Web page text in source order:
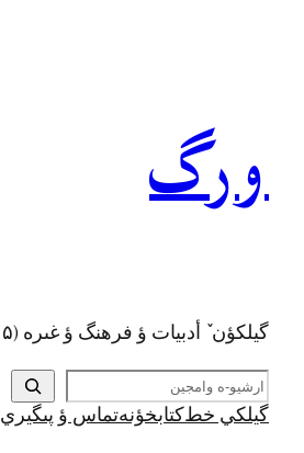
ورگ
گيلکؤن ٚ أدبیات ؤ فرهنگ ؤ غىره (۲۰۰۵ تايسه)
ج
س
تگيلکي خط کتابخؤنهتماس ؤ پىگيري